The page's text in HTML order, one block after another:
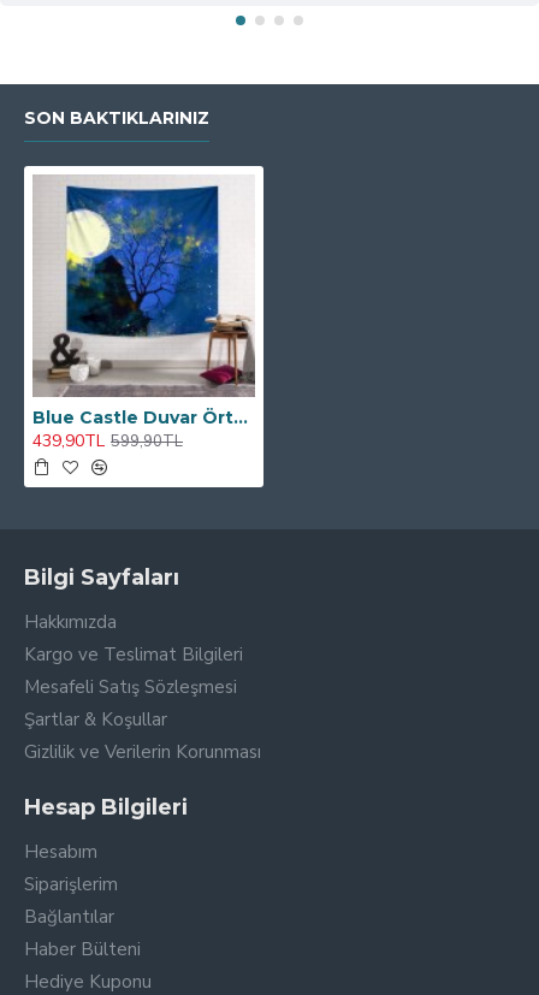
SON BAKTIKLARINIZ
Blue Castle Duvar Örtüsü
439,90TL 599,90TL
Bilgi Sayfaları
Hakkımızda
Kargo ve Teslimat Bilgileri
Mesafeli Satış Sözleşmesi
Şartlar & Koşullar
Gizlilik ve Verilerin Korunması
Hesap Bilgileri
Hesabım
Siparişlerim
Bağlantılar
Haber Bülteni
Hediye Kuponu